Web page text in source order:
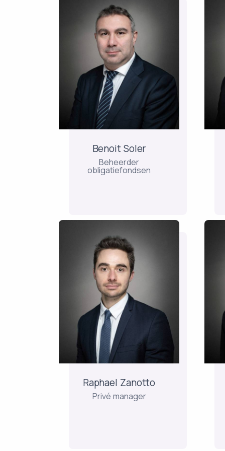
Benoit Soler
Beheerder
obligatiefondsen
Benoit Soler
Beheerder
obligatiefondsen
Benoit start zijn carrière in
2002 bij AXA IM,
meerbepaald in het
domein van de fondsen
met een focus op
aandelen / kredieten,
opkomende markten en
Raphael Zanotto
Privé manager
Raphael
Zanotto
Privé manager
Na gewerkt te hebben als
assistent manager bij
Société Générale,
vervolgde Raphaël zijn
carrière als manager bij
BNP, eerst in Luxemburg
en vervolgens in Parijs.